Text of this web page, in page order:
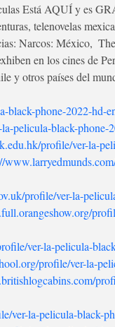
Está AQUÍ y es
telenovelas
Narcos: México,
en los cines de
y otros países del
phone-2022-hd-
pelicula-black-phone-
profile/ver-la-
profile/ver-la-
ver-la-pelicula-
profile/ver-la-
ver-la-pelicula-black-